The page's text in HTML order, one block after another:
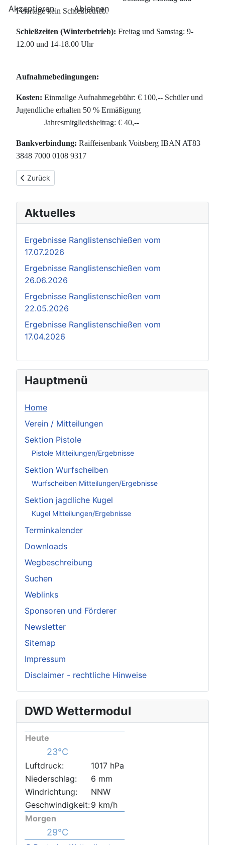
Aktuelles
Ergebnisse Ranglistenschießen vom
17.07.2026
Ergebnisse Ranglistenschießen vom
26.06.2026
Ergebnisse Ranglistenschießen vom
22.05.2026
Ergebnisse Ranglistenschießen vom
17.04.2026
Hauptmenü
Home
Verein / Mitteilungen
Sektion Pistole
Pistole Mitteilungen/Ergebnisse
Sektion Wurfscheiben
Wurfscheiben Mitteilungen/Ergebnisse
Sektion jagdliche Kugel
Kugel Mitteilungen/Ergebnisse
Terminkalender
Downloads
Wegbeschreibung
Suchen
Weblinks
Sponsoren und Förderer
Newsletter
Sitemap
Impressum
Disclaimer - rechtliche Hinweise
DWD Wettermodul
Heute
23°C
Luftdruck:
1017 hPa
Niederschlag:
6 mm
Windrichtung:
NNW
Geschwindigkeit:9 km/h
Morgen
29°C
Feiertage kein Schießbetrieb.
Schießzeiten (Winterbetrieb): Freitag und Samstag: 9-
12.00 und 14-18.00 Uhr
Aufnahmebedingungen:
Kosten: Einmalige Aufnahmegebühr: € 100,-- Schüler und
Jugendliche erhalten 50 % Ermäßigung
Jahresmitgliedsbeitrag: € 40,--
Bankverbindung: Raiffeisenbank Voitsberg IBAN AT83
3848 7000 0108 9317
Vorheriger Beitrag: Sektion Pistole
Zurück
Akzeptieren Ablehnen